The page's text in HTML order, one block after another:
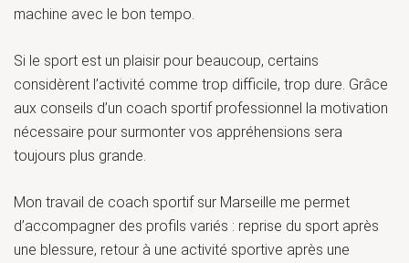
machine avec le bon tempo.
Si le sport est un plaisir pour beaucoup, certains
considèrent l’activité comme trop difficile, trop dure. Grâce
aux conseils d’un coach sportif professionnel la motivation
nécessaire pour surmonter vos appréhensions sera
toujours plus grande.
Mon travail de coach sportif sur Marseille me permet
d’accompagner des profils variés : reprise du sport après
une blessure, retour à une activité sportive après une